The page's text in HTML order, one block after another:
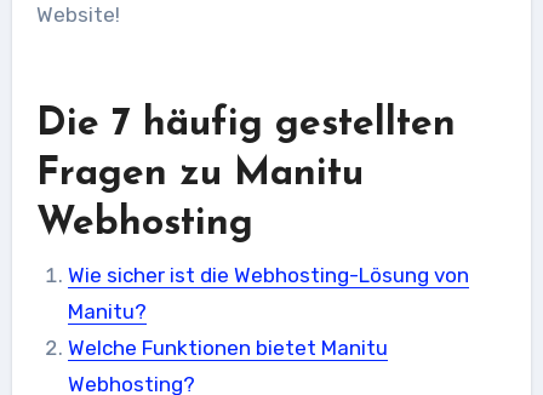
Website!
Die 7 häufig gestellten
Fragen zu Manitu
Webhosting
Wie sicher ist die Webhosting-Lösung von
Manitu?
Welche Funktionen bietet Manitu
Webhosting?